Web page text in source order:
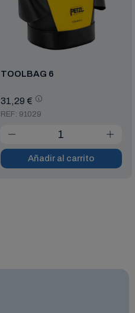
TOOLBAG 6
31,29 €
REF: 91029
Añadir al carrito